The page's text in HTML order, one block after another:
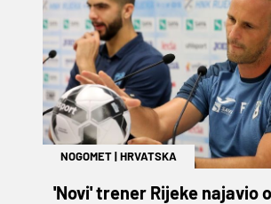
NOGOMET|HRVATSKA
'Novi' trener Rijeke najavio